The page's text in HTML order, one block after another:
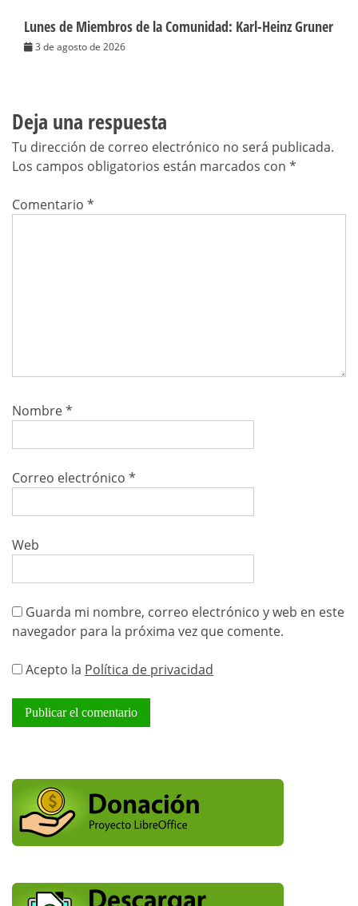
Lunes de Miembros de la Comunidad: Karl-Heinz Gruner
3 de agosto de 2026
Deja una respuesta
Tu dirección de correo electrónico no será publicada.
Los campos obligatorios están marcados con *
Comentario *
Nombre*
Correo electrónico *
Web
Guarda mi nombre, correo electrónico y web en este
navegador para la próxima vez que comente.
Acepto la Política de privacidad